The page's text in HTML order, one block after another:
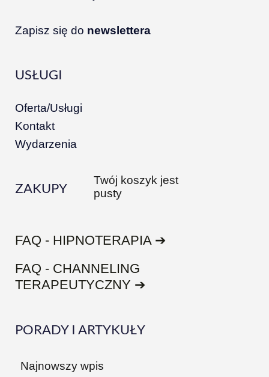
Zapisz się do newslettera
USŁUGI
Oferta/Usługi
Kontakt
Wydarzenia
ZAKUPY
Twój koszyk jest
pusty
FAQ - HIPNOTERAPIA ➔
FAQ - CHANNELING
TERAPEUTYCZNY ➔
PORADY I ARTYKUŁY
Najnowszy wpis